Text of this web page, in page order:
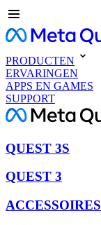
PRODUCTEN
ERVARINGEN
APPS EN GAMES
SUPPORT
QUEST 3S
QUEST 3
ACCESSOIRES